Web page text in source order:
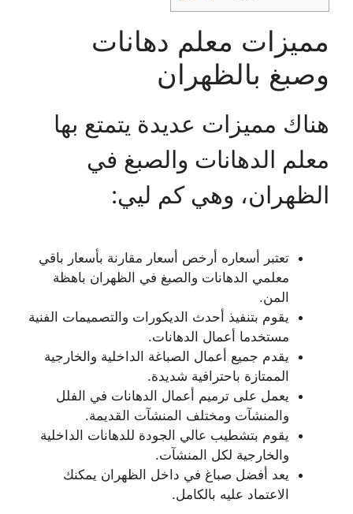
مميزات معلم دهانات
وصبغ بالظهران
هناك مميزات عديدة يتمتع بها
معلم الدهانات والصبغ في
الظهران، وهي كم ليي:
تعتبر أسعاره أرخص أسعار مقارنة بأسعار باقي
معلمي الدهانات والصبغ في الظهران باهظة
المن.
يقوم بتنفيذ أحدث الديكورات والتصميمات الفنية
مستخدما أعمال الدهانات.
يقدم جميع أعمال الصباغة الداخلية والخارجية
الممتازة باحترافية شديدة.
يعمل على ترميم أعمال الدهانات في الفلل
والمنشآت ومختلف المنشآت القديمة.
يقوم بتشطيب عالي الجودة للدهانات الداخلية
والخارجية لكل المنشآت.
يعد أفضل صباغ في داخل الظهران يمكنك
الاعتماد عليه بالكامل.